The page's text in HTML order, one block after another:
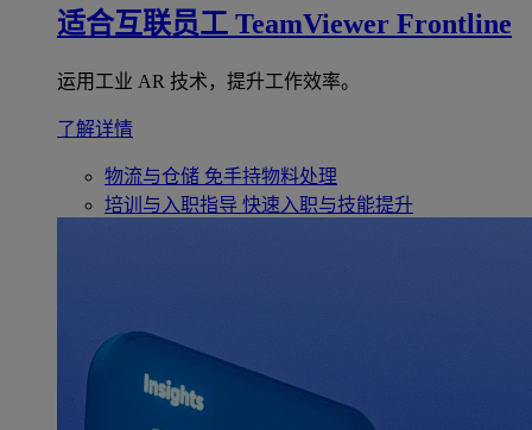
适合互联员工 TeamViewer Frontline
运用工业 AR 技术，提升工作效率。
了解详情
物流与仓储 免手持物料处理
培训与入职指导 快速入职与技能提升